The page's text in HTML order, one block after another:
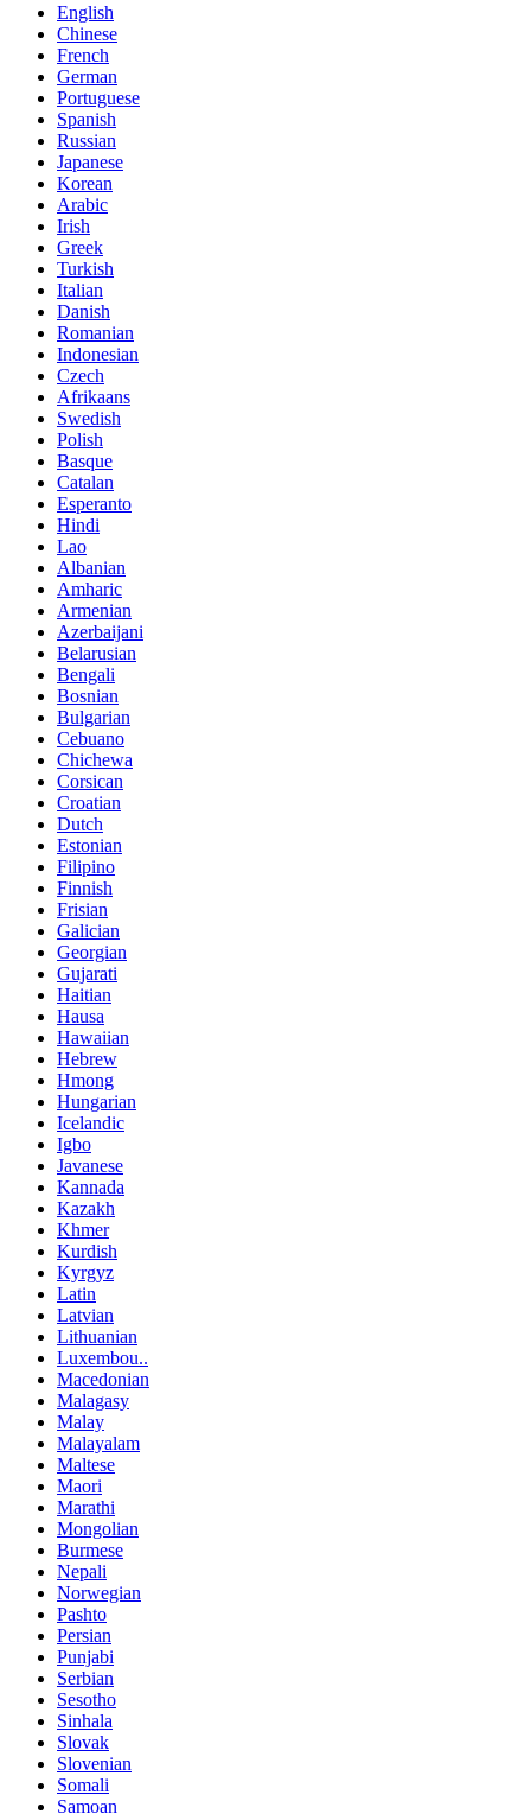
English
Chinese
French
German
Portuguese
Spanish
Russian
Japanese
Korean
Arabic
Irish
Greek
Turkish
Italian
Danish
Romanian
Indonesian
Czech
Afrikaans
Swedish
Polish
Basque
Catalan
Esperanto
Hindi
Lao
Albanian
Amharic
Armenian
Azerbaijani
Belarusian
Bengali
Bosnian
Bulgarian
Cebuano
Chichewa
Corsican
Croatian
Dutch
Estonian
Filipino
Finnish
Frisian
Galician
Georgian
Gujarati
Haitian
Hausa
Hawaiian
Hebrew
Hmong
Hungarian
Icelandic
Igbo
Javanese
Kannada
Kazakh
Khmer
Kurdish
Kyrgyz
Latin
Latvian
Lithuanian
Luxembou..
Macedonian
Malagasy
Malay
Malayalam
Maltese
Maori
Marathi
Mongolian
Burmese
Nepali
Norwegian
Pashto
Persian
Punjabi
Serbian
Sesotho
Sinhala
Slovak
Slovenian
Somali
Samoan